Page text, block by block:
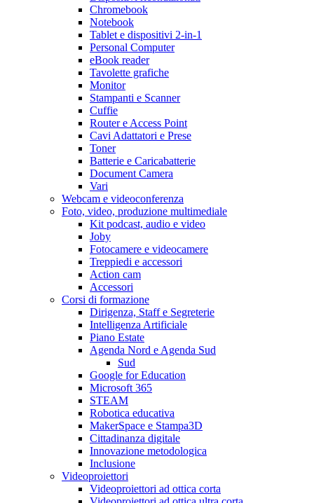
Chromebook
Notebook
Tablet e dispositivi 2-in-1
Personal Computer
eBook reader
Tavolette grafiche
Monitor
Stampanti e Scanner
Cuffie
Router e Access Point
Cavi Adattatori e Prese
Toner
Batterie e Caricabatterie
Document Camera
Vari
Webcam e videoconferenza
Foto, video, produzione multimediale
Kit podcast, audio e video
Joby
Fotocamere e videocamere
Treppiedi e accessori
Action cam
Accessori
Corsi di formazione
Dirigenza, Staff e Segreterie
Intelligenza Artificiale
Piano Estate
Agenda Nord e Agenda Sud
Sud
Google for Education
Microsoft 365
STEAM
Robotica educativa
MakerSpace e Stampa3D
Cittadinanza digitale
Innovazione metodologica
Inclusione
Videoproiettori
Videoproiettori ad ottica corta